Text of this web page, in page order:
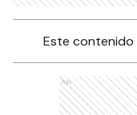
Este
Ads